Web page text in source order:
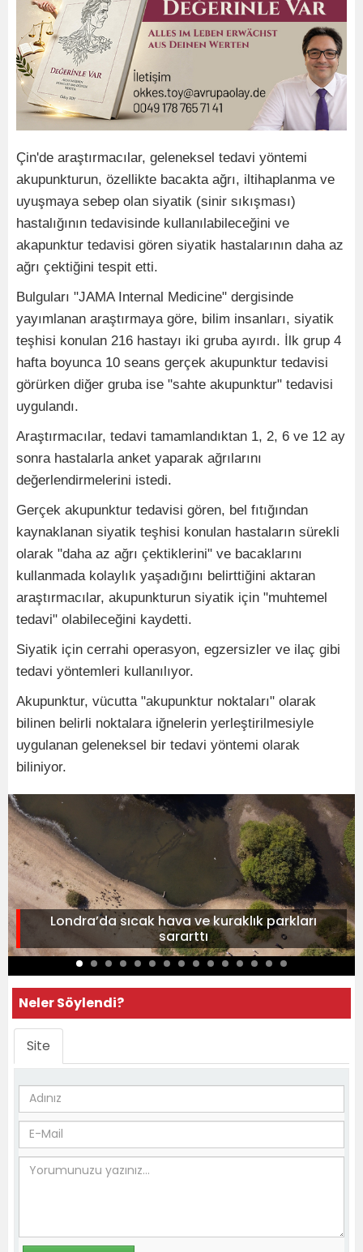
Çin'de araştırmacılar, geleneksel tedavi yöntemi
akupunkturun, özellikte bacakta ağrı, iltihaplanma ve
uyuşmaya sebep olan siyatik (sinir sıkışması)
hastalığının tedavisinde kullanılabileceğini ve
akapunktur tedavisi gören siyatik hastalarının daha az
ağrı çektiğini tespit etti.
Bulguları "JAMA Internal Medicine" dergisinde
yayımlanan araştırmaya göre, bilim insanları, siyatik
teşhisi konulan 216 hastayı iki gruba ayırdı. İlk grup 4
hafta boyunca 10 seans gerçek akupunktur tedavisi
görürken diğer gruba ise "sahte akupunktur" tedavisi
uygulandı.
Araştırmacılar, tedavi tamamlandıktan 1, 2, 6 ve 12 ay
sonra hastalarla anket yaparak ağrılarını
değerlendirmelerini istedi.
Gerçek akupunktur tedavisi gören, bel fıtığından
kaynaklanan siyatik teşhisi konulan hastaların sürekli
olarak "daha az ağrı çektiklerini" ve bacaklarını
kullanmada kolaylık yaşadığını belirttiğini aktaran
araştırmacılar, akupunkturun siyatik için "muhtemel
tedavi" olabileceğini kaydetti.
Siyatik için cerrahi operasyon, egzersizler ve ilaç gibi
tedavi yöntemleri kullanılıyor.
Akupunktur, vücutta "akupunktur noktaları" olarak
bilinen belirli noktalara iğnelerin yerleştirilmesiyle
uygulanan geleneksel bir tedavi yöntemi olarak
biliniyor.
Londra’da sıcak hava ve kuraklık parkları
sararttı
Neler Söylendi?
Site